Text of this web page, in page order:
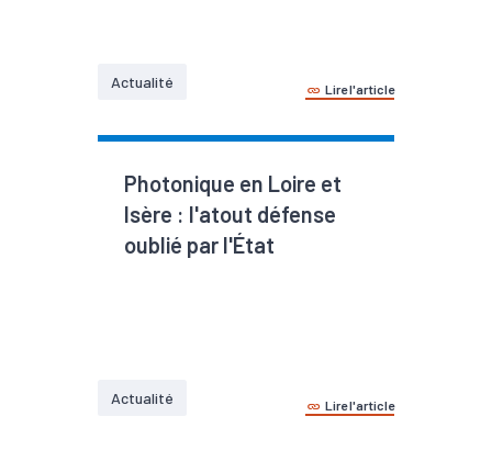
Actualité Lire l'article
Photonique en Loire et
Isère : l'atout défense
oublié par l'État
Actualité Lire l'article